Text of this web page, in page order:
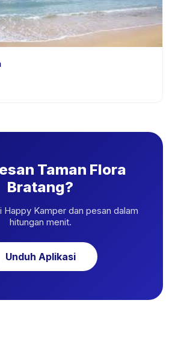
Taman Flora
Bratang?
Happy Kamper dan pesan dalam
hitungan menit.
Unduh Aplikasi